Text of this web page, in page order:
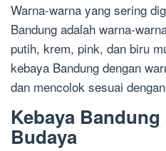
Warna-warna yang sering
Bandung adalah warna-
putih, krem, pink, dan biru
kebaya Bandung dengan
dan mencolok sesuai
Kebaya
Budaya